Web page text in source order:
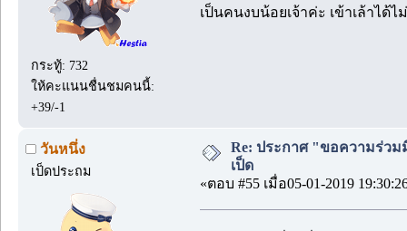
กระทู้: 732
ให้คะแนนชื่นชมคนนี้:
+39/-1
เป็นคนงบน้อยเจ้าค่ะ เข้าเล้าไ
วันหนึ่ง
เป็ดประถม
Re: ประกาศ "ขอความร่ว
เป็ด
«ตอบ #55 เมื่อ05-01-2019